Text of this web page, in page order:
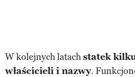
W kolejnych latachstatek
właścicieli i nazwy.